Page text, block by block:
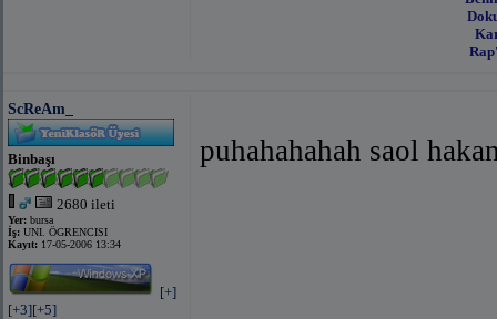
ScReAm_
Binbaşı
2680 ileti
Yer: bursa
İş: UNI. ÖGRENCISI
Kayıt: 17-05-2006 13:34
[+]
[+3][+5]
puhahahahah saol